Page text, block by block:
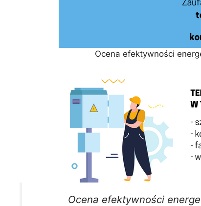
Ocena efektywności
Ocena efektywności